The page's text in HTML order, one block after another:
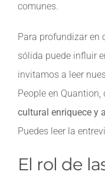
comunes.
Para profundizar en
sólida puede influir
invitamos a leer
People en Quantion,
cultural enriquece y
Puedes leer la
El rol de